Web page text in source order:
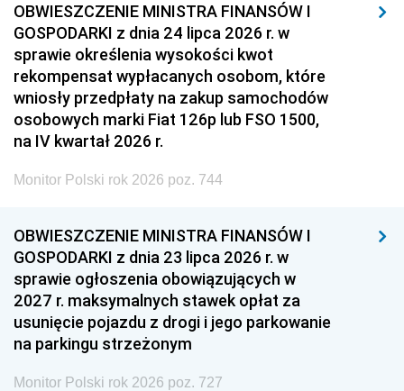
OBWIESZCZENIE MINISTRA FINANSÓW I
GOSPODARKI z dnia 24 lipca 2026 r. w
sprawie określenia wysokości kwot
rekompensat wypłacanych osobom, które
wniosły przedpłaty na zakup samochodów
osobowych marki Fiat 126p lub FSO 1500,
na IV kwartał 2026 r.
Monitor Polski rok 2026 poz. 744
OBWIESZCZENIE MINISTRA FINANSÓW I
GOSPODARKI z dnia 23 lipca 2026 r. w
sprawie ogłoszenia obowiązujących w
2027 r. maksymalnych stawek opłat za
usunięcie pojazdu z drogi i jego parkowanie
na parkingu strzeżonym
Monitor Polski rok 2026 poz. 727